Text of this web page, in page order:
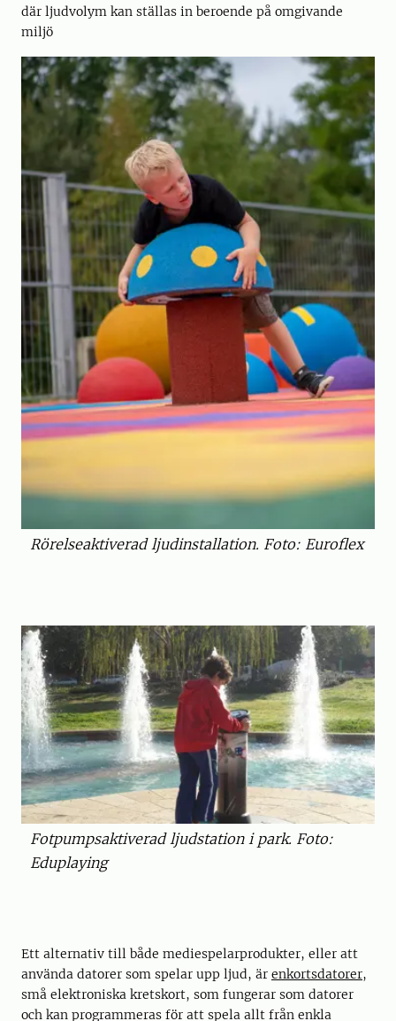
där ljudvolym kan ställas in beroende på omgivande
miljö
Rörelseaktiverad ljudinstallation. Foto: Euroflex
Fotpumpsaktiverad ljudstation i park. Foto:
Eduplaying
Ett alternativ till både mediespelarprodukter, eller att
använda datorer som spelar upp ljud, är enkortsdatorer,
små elektroniska kretskort, som fungerar som datorer
och kan programmeras för att spela allt från enkla